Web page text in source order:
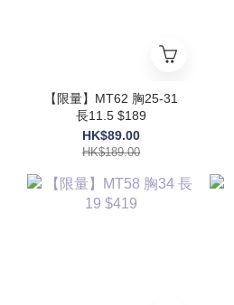
【限量】MT62 胸25-31
長11.5 $189
HK$89.00
HK$189.00